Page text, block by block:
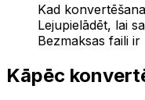
Kad
Lejupielādēt, lai
Bezmaksas faili ir
Kāpēc